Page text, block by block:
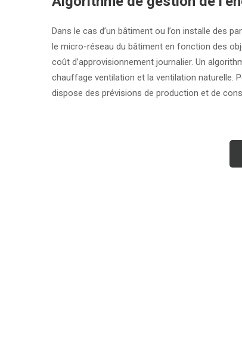
Dans le cas d’un bâtiment ou l’on installe des
le micro-réseau du bâtiment en fonction des
coût d’approvisionnement journalier. Un
chauffage ventilation et la ventilation naturelle.
dispose des prévisions de production et de